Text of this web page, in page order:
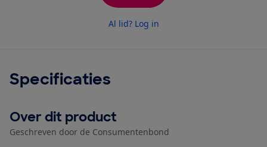
Al lid? Log in
Specificaties
Over dit product
Geschreven door de Consumentenbond